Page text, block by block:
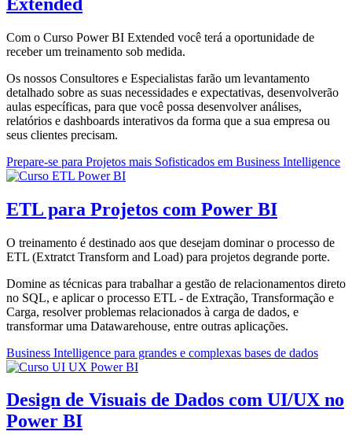
Com o Curso Power BI Extended você terá a oportunidade de
receber um treinamento sob medida.
Os nossos Consultores e Especialistas farão um levantamento
detalhado sobre as suas necessidades e expectativas, desenvolverão
aulas específicas, para que você possa desenvolver análises,
relatórios e dashboards interativos da forma que a sua empresa ou
seus clientes precisam.
Prepare-se para Projetos mais Sofisticados em Business Intelligence
ETL para Projetos com Power BI
O treinamento é destinado aos que desejam dominar o processo de
ETL (Extratct Transform and Load) para projetos degrande porte.
Domine as técnicas para trabalhar a gestão de relacionamentos direto
no SQL, e aplicar o processo ETL - de Extração, Transformação e
Carga, resolver problemas relacionados à carga de dados, e
transformar uma Datawarehouse, entre outras aplicações.
Business Intelligence para grandes e complexas bases de dados
Design de Visuais de Dados com UI/UX no
Power BI